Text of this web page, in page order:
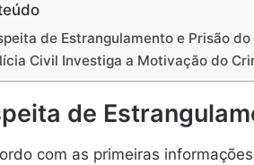
de Estrangulamento e Prisão
Civil Investiga a Motivação do
de
com as primeiras